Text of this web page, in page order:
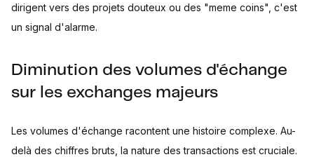
dirigent vers des projets douteux ou des "meme coins", c'est
un signal d'alarme.
Diminution des volumes d'échange
sur les exchanges majeurs
Les volumes d'échange racontent une histoire complexe. Au-
delà des chiffres bruts, la nature des transactions est cruciale.